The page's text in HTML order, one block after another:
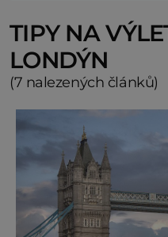
TIPY NA
LONDÝN
(7 nalezených článků)